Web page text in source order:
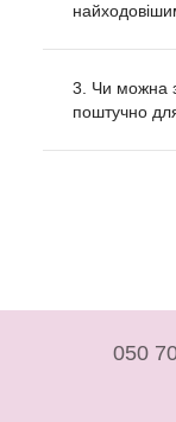
3. Чи можна
поштучно
050